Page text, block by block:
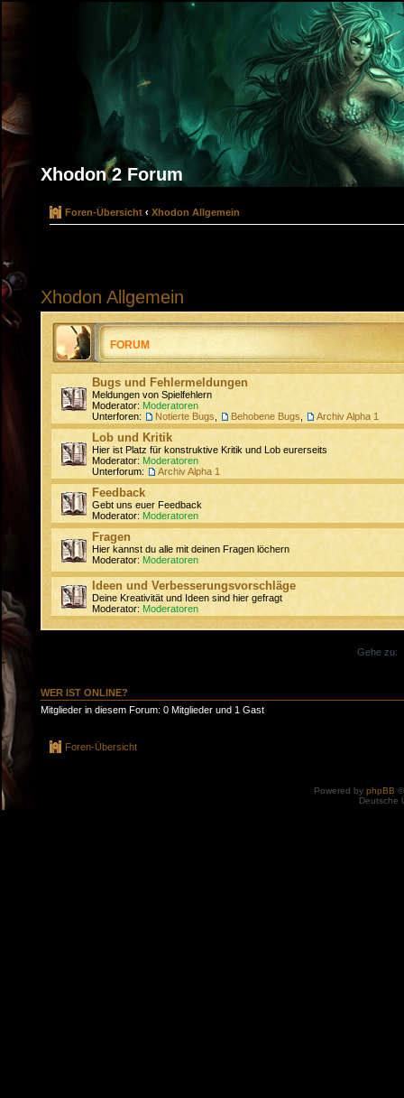
Xhodon 2 Forum
Foren-Übersicht ‹ Xhodon Allgemein
Xhodon Allgemein
FORUM
Bugs und Fehlermeldungen
Meldungen von Spielfehlern
Moderator: Moderatoren
Unterforen:
Notierte Bugs , Behobene Bugs Archiv Alpha 1
Lob und Kritik
Hier ist Platz für konstruktive Kritik und Lob eurerseits
Moderator: Moderatoren
Unterforum:
Archiv Alpha 1
Feedback
Gebt uns euer Feedback
Moderator: Moderatoren
Fragen
Hier kannst du alle mit deinen Fragen löchern
Moderator: Moderatoren
Ideen und Verbesserungsvorschläge
Deine Kreativität und Ideen sind hier gefragt
Moderator: Moderatoren
Gehe zu:
WER IST ONLINE?
Mitglieder in diesem Forum: 0 Mitglieder und 1 Gast
Foren-Übersicht
Powered by phpBB
Deutsche